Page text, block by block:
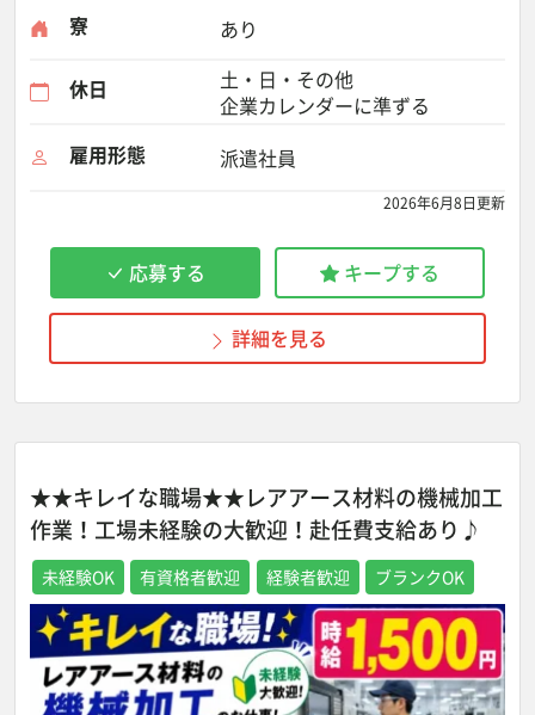
寮 あり
休日
土・日・その他
企業カレンダーに準ずる
雇用形態
派遣社員
2026年6月8日更新
応募する キープする
詳細を見る
★★キレイな職場★★レアアース材料の機械加工
作業！工場未経験の大歓迎！赴任費支給あり♪
未経験OK 有資格者歓迎 経験者歓迎 ブランクOK